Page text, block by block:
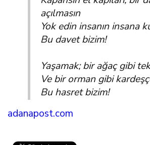
açılmasın
Yok edin insanın insana
Bu davet bizim!
Yaşamak; bir ağaç gibi
Ve bir orman gibi
Bu hasret bizim!
adanapost.com